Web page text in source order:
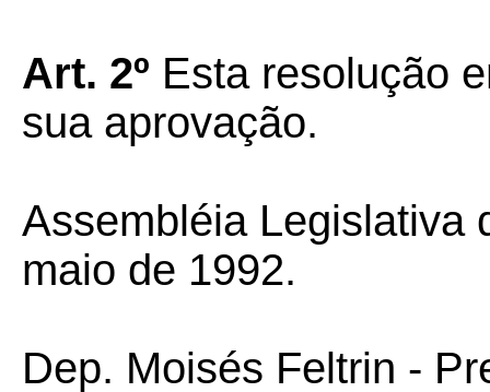
Art. 2º Esta resolução
sua aprovação.
Assembléia Legislativa
maio de 1992.
Dep. Moisés Feltrin -